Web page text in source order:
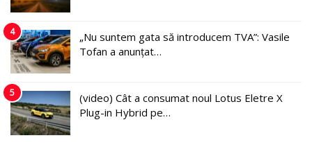
4
„Nu suntem gata să introducem TVA”: Vasile
Tofan a anunțat…
5
(video) Cât a consumat noul Lotus Eletre X
Plug-in Hybrid pe…